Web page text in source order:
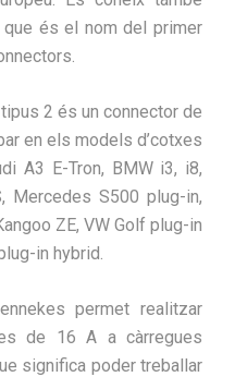
és el nom del primer
2 és un connector de
en els models d’cotxes
A3 E-Tron, BMW i3, i8,
Mercedes S500 plug-in,
ZE, VW Golf plug-in
in hybrid.
permet realitzar
de 16 A a càrregues
significa poder treballar